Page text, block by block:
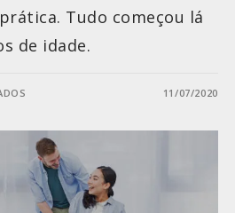
Tudo começou lá
de idade.
11/07/2020